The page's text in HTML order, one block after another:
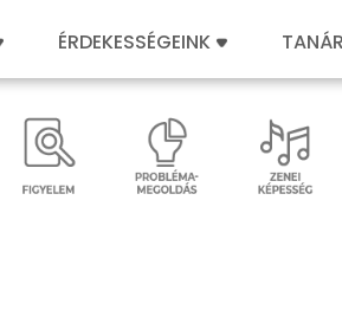
ÉRDEKESSÉGEINK